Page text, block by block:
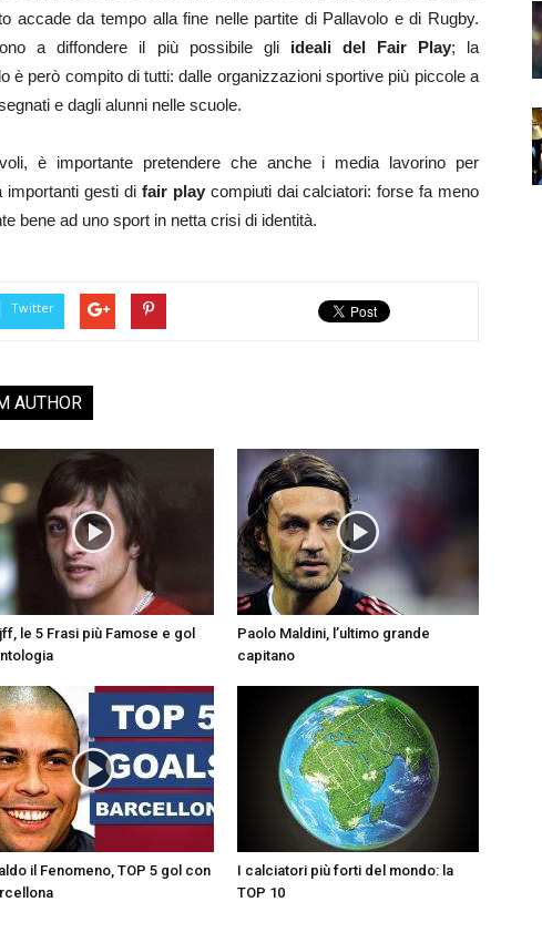
accade da tempo alla fine nelle partite di Pallavolo e di Rugby.
a diffondere il più possibile gli ideali del Fair Play; la
è però compito di tutti: dalle organizzazioni sportive più piccole a
e dagli alunni nelle scuole.
è importante pretendere che anche i media lavorino per
importanti gesti di fair playcompiuti dai calciatori: forse fa meno
bene ad uno sport in netta crisi di identità.
Twitter
AUTHOR
le 5 Frasi più Famose e gol
Paolo Maldini, l’ultimo grande
capitano
il Fenomeno, TOP 5 gol con
I calciatori più forti del mondo: la
TOP 10